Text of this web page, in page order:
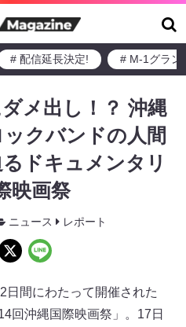
# 配信延長決定! # M-1グラン
メ出し！？ 沖縄
クバンドの人間
ドキュメンタリ
映画祭
ニュース レポート
日間にわたって開催された
回沖縄国際映画祭」。17日